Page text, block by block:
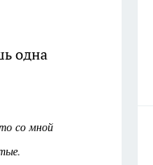
одна
со мной